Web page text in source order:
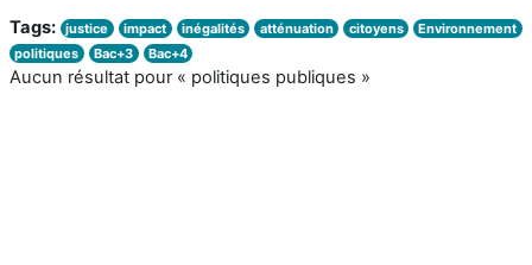
Tags: justice impact inégalités atténuation citoyens
Environnement
politiques
Bac+3 Bac+4
Aucun résultat pour « politiques publiques »